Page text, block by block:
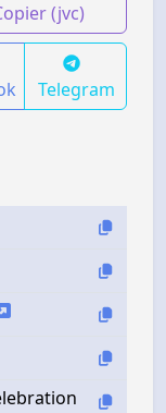
(jvc)
Telegram